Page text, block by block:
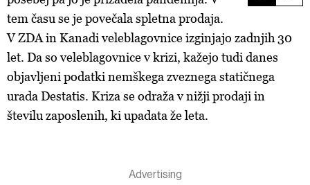
tem času se je povečala spletna prodaja.
V ZDA in Kanadi veleblagovnice izginjajo zadnjih 30
let. Da so veleblagovnice v krizi, kažejo tudi danes
objavljeni podatki nemškega zveznega statičnega
urada Destatis. Kriza se odraža v nižji prodaji in
številu zaposlenih, ki upadata že leta.